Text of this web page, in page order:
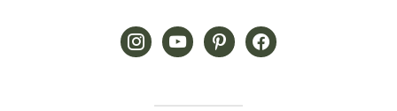
instagramyoutubepinterestfacebook